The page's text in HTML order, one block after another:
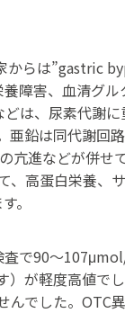
らは”gastric
障害、血清グ
どは、尿素代謝
鉛は同代謝回
進などが併せ
、高蛋白栄養、
。
で90～
が軽度高値で
でした。OTC